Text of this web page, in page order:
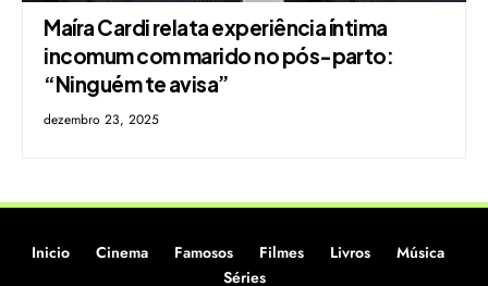
Maíra Cardi relata experiência íntima
incomum com marido no pós-parto:
“Ninguém te avisa”
dezembro 23, 2025
Inicio Cinema Famosos Filmes Livros
Música
Séries